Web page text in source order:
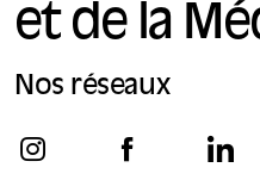
et de la
Nos réseaux